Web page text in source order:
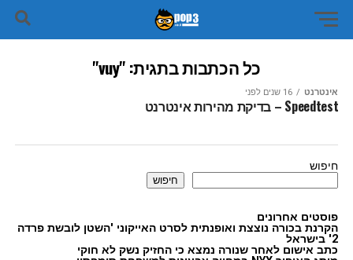
כל הכתבות בתגית: "vuy"
אינטרנט 16 שנים לפני
Speedtest – בדיקת מהירות אינטרנט
חיפוש
חיפוש
פוסטים אחרונים
הקרנת בכורה נוצצת ואופנתית לסרט האייקוני 'השטן לובשת פרדה
2' בישראל
כתב אישום לאחר שנורה נמצא כי החזיק נשק לא חוקי